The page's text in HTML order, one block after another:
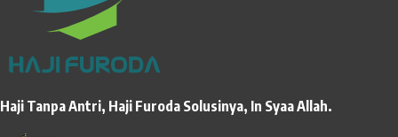
Haji Tanpa Antri, Haji Furoda Solusinya, In Syaa Allah.